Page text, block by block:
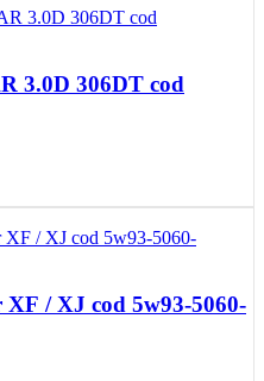
3.0D 306DT cod
XF / XJ cod 5w93-5060-